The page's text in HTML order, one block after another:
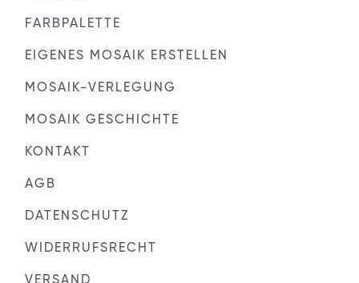
FARBPALETTE
EIGENES MOSAIK ERSTELLEN
MOSAIK-VERLEGUNG
MOSAIK GESCHICHTE
KONTAKT
AGB
DATENSCHUTZ
WIDERRUFSRECHT
VERSAND